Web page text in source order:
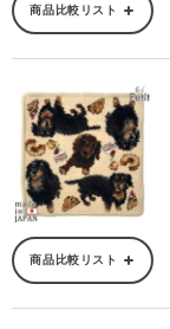
商品比較リスト
商品比較リスト